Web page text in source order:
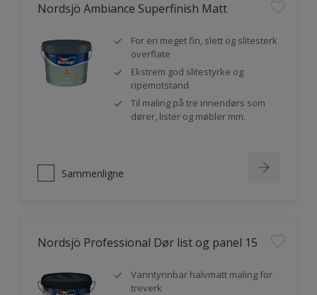
Nordsjö Ambiance Superfinish Matt
For en meget fin, slett og slitesterk
overflate
Ekstrem god slitestyrke og
ripemotstand
Til maling på tre innendørs som
dører, lister og møbler mm.
Sammenligne
Nordsjö Professional Dør list og panel 15
Vanntynnbar halvmatt maling for
treverk